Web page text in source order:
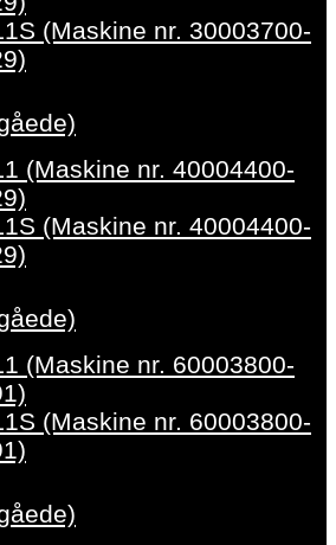
(Maskine nr. 30003700-
(Maskine nr. 40004400-
(Maskine nr. 40004400-
(Maskine nr. 60003800-
(Maskine nr. 60003800-